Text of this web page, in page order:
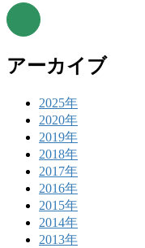
アーカイブ
2025年
2020年
2019年
2018年
2017年
2016年
2015年
2014年
2013年